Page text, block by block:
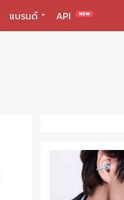
แบรนด์ API NEW